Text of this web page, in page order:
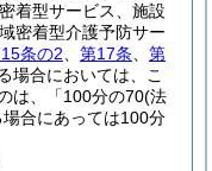
着型サービス、施設
密着型介護予防サー
条の2 第17条
第
場合においては、こ
は、「100分の70(法
合にあっては100分